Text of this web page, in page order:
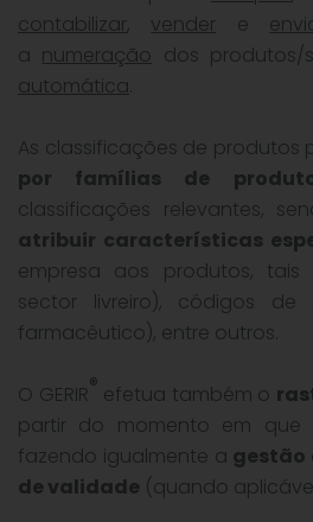
contabilizar, vender e
a numeração dos produtos/
automática
As classificações de produtos
por famílias de
classificações relevantes,
atribuir características
empresa aos produtos, tais
sector livreiro), códigos
farmacêutico), entre outros.
O GERIR® efetua também o
partir do momento em que
fazendo igualmente a gestão
de validade (quando